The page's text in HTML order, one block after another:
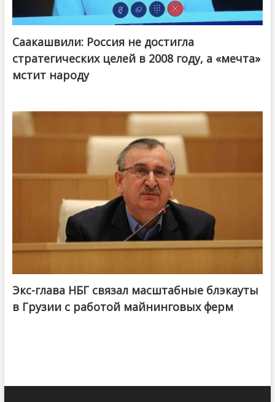
Саакашвили: Россия не достигла
стратегических целей в 2008 году, а «мечта»
мстит народу
Экс-глава НБГ связал масштабные блэкауты
в Грузии с работой майнинговых ферм